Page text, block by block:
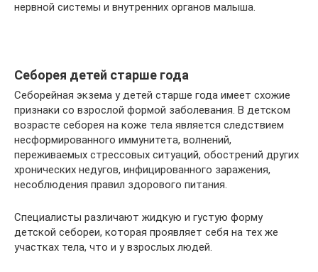
нервной системы и внутренних органов малыша.
Себорея детей старше года
Себорейная экзема у детей старше года имеет схожие
признаки со взрослой формой заболевания. В детском
возрасте себорея на коже тела является следствием
несформированного иммунитета, волнений,
переживаемых стрессовых ситуаций, обострений других
хронических недугов, инфицированного заражения,
несоблюдения правил здорового питания.
Специалисты различают жидкую и густую форму
детской себореи, которая проявляет себя на тех же
участках тела, что и у взрослых людей.